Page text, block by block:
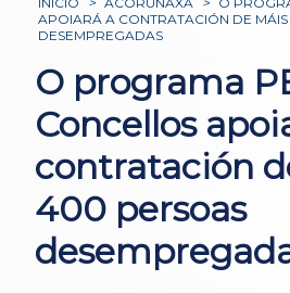
APOIARÁ A CONTRATACIÓN DE
DESEMPREGADAS
O programa
Concellos
contratación
400 persoas